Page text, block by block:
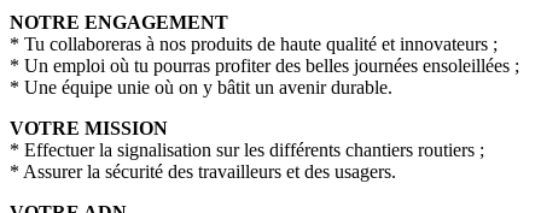
NOTRE ENGAGEMENT
* Tu collaboreras à nos produits de haute qualité et innovateurs ;
* Un emploi où tu pourras profiter des belles journées ensoleillées ;
* Une équipe unie où on y bâtit un avenir durable.
VOTRE MISSION
* Effectuer la signalisation sur les différents chantiers routiers ;
* Assurer la sécurité des travailleurs et des usagers.